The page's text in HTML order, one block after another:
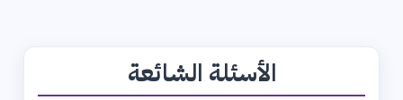
الأسئلة الشائعة